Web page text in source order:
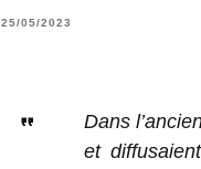
25/05/2023
Dans
et